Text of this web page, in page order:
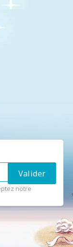
notre